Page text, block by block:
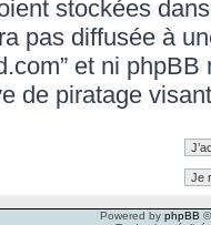
stockées
pas diffusée à
et ni
de piratage
Powered by phpBB